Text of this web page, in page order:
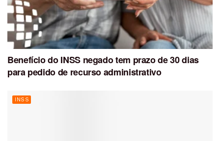
Benefício do INSS negado tem prazo de 30 dias
para pedido de recurso administrativo
INSS